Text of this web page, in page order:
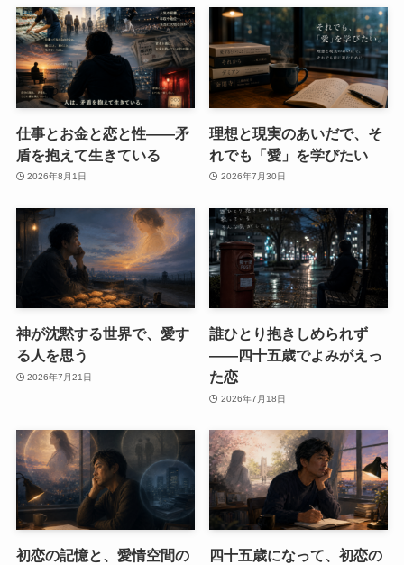
仕事とお金と恋と性——矛
盾を抱えて生きている
2026年8月1日
理想と現実のあいだで、そ
れでも「愛」を学びたい
2026年7月30日
神が沈黙する世界で、愛す
る人を思う
2026年7月21日
誰ひとり抱きしめられず
――四十五歳でよみがえっ
た恋
2026年7月18日
初恋の記憶と、愛情空間の
四十五歳になって、初恋の